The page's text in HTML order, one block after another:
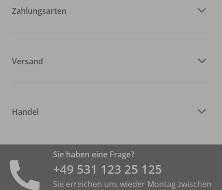
Zahlungsarten
Versand
Handel
Sie haben eine Frage?
+49 531 ­123 25 125
Sie erreichen uns wieder Montag zwischen